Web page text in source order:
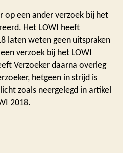
op een ander verzoek bij het
Het LOWI heeft
laten weten geen uitspraken
verzoek bij het LOWI
Verzoeker daarna overleg
hetgeen in strijd is
zoals neergelegd in artikel
2018.